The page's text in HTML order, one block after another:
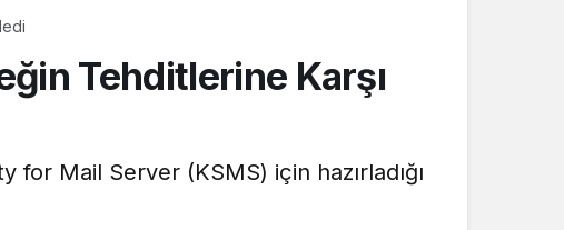
Gündüz Modu
Gündüz modunu seçin.
Gece modunu seçin.
Tehditlerine Karşı
Mail Server (KSMS) için hazırladığı